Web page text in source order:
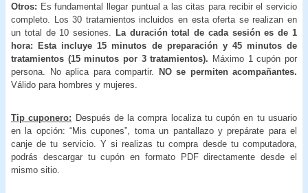
Otros: Es fundamental llegar puntual a las citas para recibir el servicio
completo. Los 30 tratamientos incluidos en esta oferta se realizan en
un total de 10 sesiones.
La duración total de cada sesión es de 1
hora: Esta incluye 15 minutos de preparación y 45 minutos de
tratamientos (15 minutos por 3 tratamientos). Máximo 1 cupón por
persona. No aplica para compartir.
NO se permiten acompañantes.
Válido para hombres y mujeres.
Tip cuponero: Después de la compra localiza tu cupón en tu usuario
en la opción: “Mis cupones”, toma un pantallazo y prepárate para el
canje de tu servicio. Y si realizas tu compra desde tu computadora,
podrás descargar tu cupón en formato PDF directamente desde el
mismo sitio.